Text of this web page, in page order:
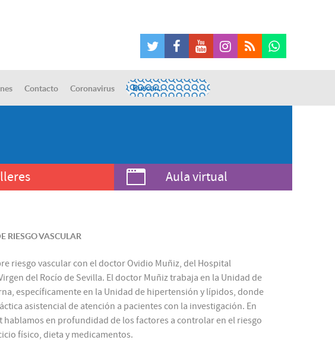
Contacto Coronavirus
Aula virtual
RIESGO VASCULAR
riesgo vascular con el doctor Ovidio Muñiz, del Hospital
del Rocío de Sevilla. El doctor Muñiz trabaja en la Unidad de
específicamente en la Unidad de hipertensión y lípidos, donde
asistencial de atención a pacientes con la investigación. En
hablamos en profundidad de los factores a controlar en el riesgo
físico, dieta y medicamentos.